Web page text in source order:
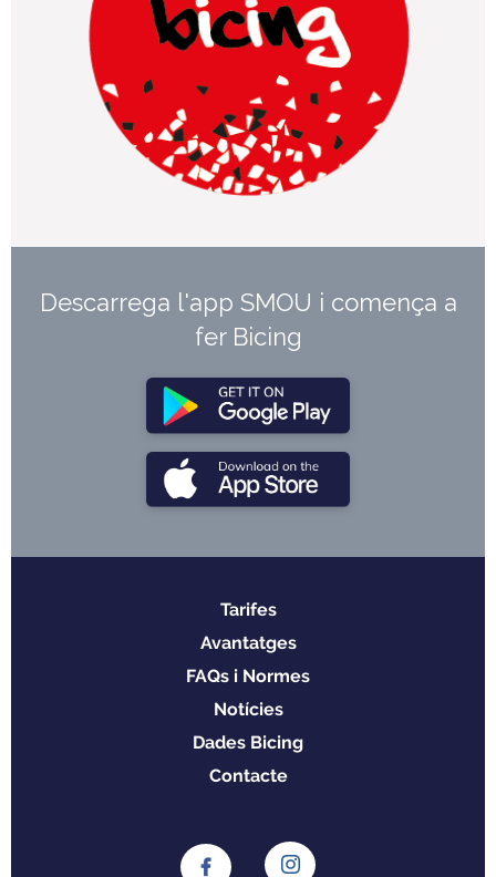
Descarrega l'app SMOU i comença a
fer Bicing
Tarifes
Avantatges
FAQs i Normes
Notícies
Dades Bicing
Contacte